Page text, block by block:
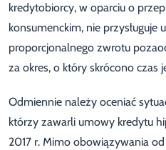
kredytobiorcy, w oparciu o
konsumenckim, nie
proporcjonalnego zwrotu
za okres, o który skrócono czas
Odmiennie należy oceniać
którzy zawarli umowy kredytu
2017 r. Mimo obowiązywania